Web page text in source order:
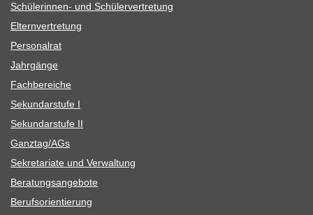
Schü­le­rin­nen- und Schülervertretung
Eltern­ver­tre­tung
Per­so­nal­rat
Jahr­gänge
Fach­be­rei­che
Sekun­dar­stufe I
Sekun­dar­stufe II
Ganztag/​​AGs
Sekre­ta­riate und Verwaltung
Bera­tungs­an­ge­bote
Berufs­ori­en­tie­rung